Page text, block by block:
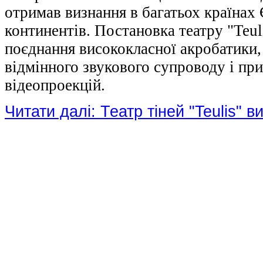
отримав визнання в багатьох
континентів. Постановка театру
поєднання висококласної
відмінного звукового супроводу і
відеопроекцій.
Читати далі: Театр тіней "Teulis"